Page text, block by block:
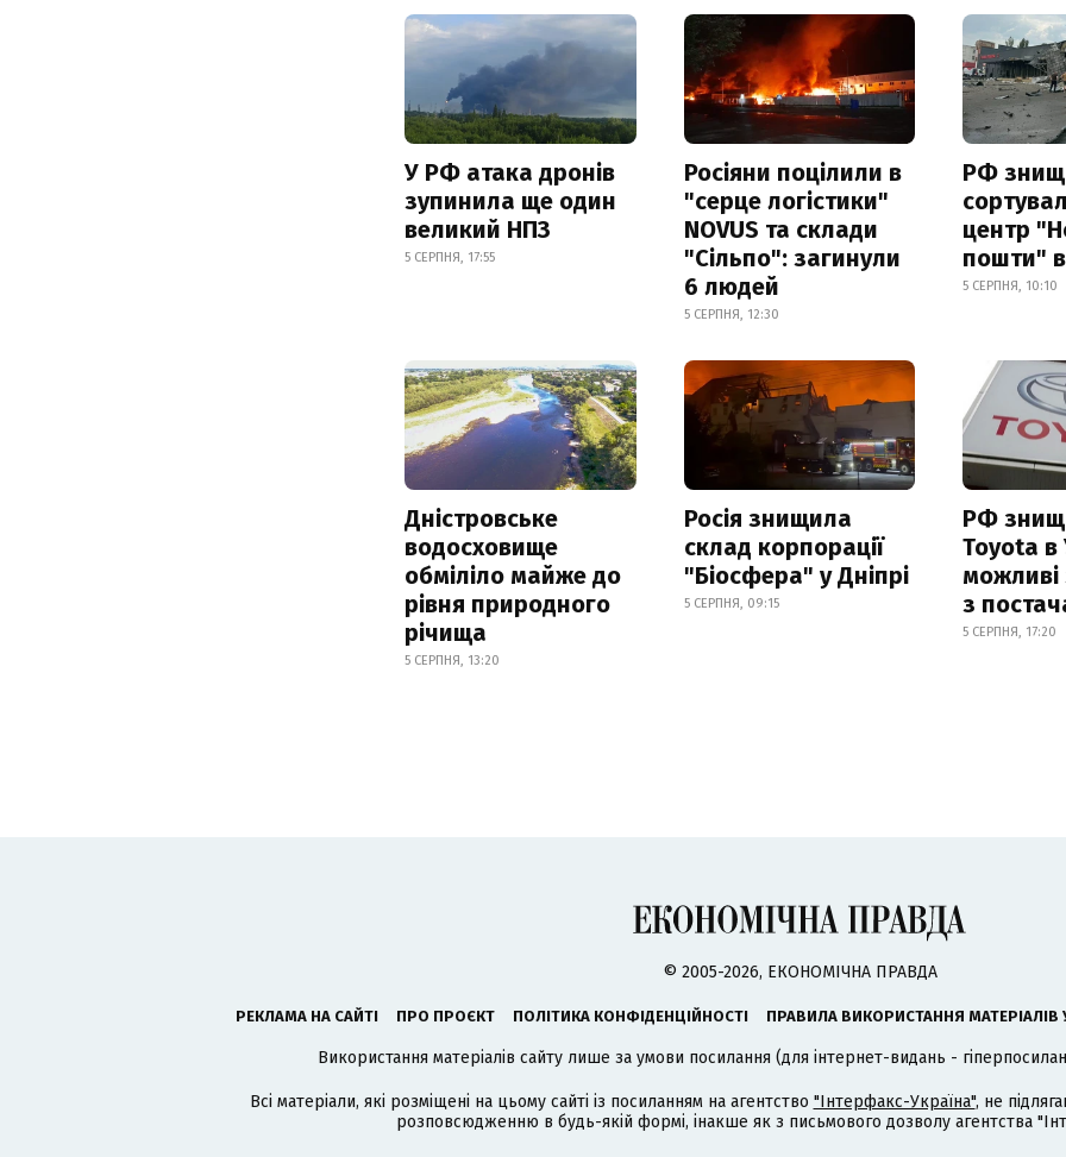
У РФ атака дронів
зупинила ще один
великий НПЗ
5 СЕРПНЯ, 17:55
Росіяни поцілили в
"серце логістики"
NOVUS та склади
"Сільпо": загинули
6 людей
5 СЕРПНЯ, 12:30
РФ
центр
пошти" в
5 СЕРПНЯ, 10:10
Дністровське
водосховище
обміліло майже до
рівня природного
річища
5 СЕРПНЯ, 13:20
Росія знищила
склад корпорації
"Біосфера" у Дніпрі
5 СЕРПНЯ, 09:15
РФ
Toyota в
з
5 СЕРПНЯ, 17:20
© 2005-2026, ЕКОНОМІЧНА ПРАВДА
РЕКЛАМА НА САЙТІ ПРО ПРОЄКТ ПОЛІТИКА КОНФІДЕНЦІЙНОСТІ ПРАВИЛА ВИКОРИСТАННЯ МАТЕРІАЛІВ
Використання матеріалів сайту лише за умови посилання (для інтернет-видань -
Всі матеріали, які розміщені на цьому сайті із посиланням на агентство "Інтерфакс-Україна", не
розповсюдженню в будь-якій формі, інакше як з письмового дозволу агентства